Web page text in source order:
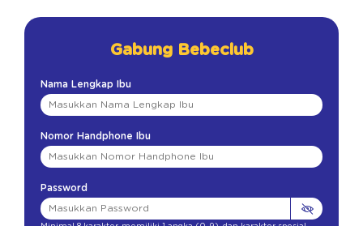
Gabung Bebeclub
Nama Lengkap Ibu
Nomor Handphone Ibu
Password